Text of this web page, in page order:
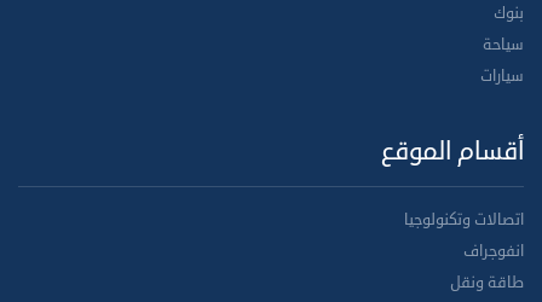
بنوك
سياحة
سيارات
أقسام الموقع
اتصالات وتكنولوجيا
انفوجراف
طاقة ونقل